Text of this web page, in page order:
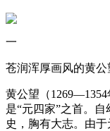
一
苍润浑厚画风的黄公
黄公望（1269―1354
是“元四家”之首。
史，胸有大志。由